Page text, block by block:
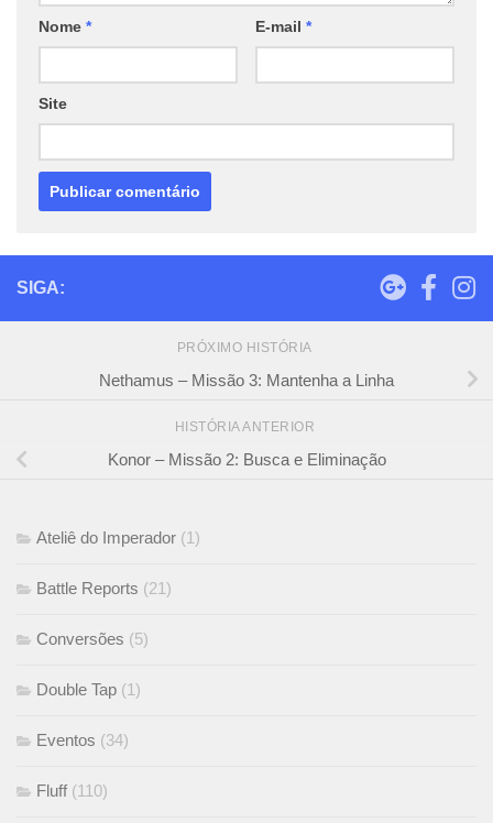
Nome * E-mail *
Site
SIGA:
PRÓXIMO HISTÓRIA
Nethamus – Missão 3: Mantenha a Linha
HISTÓRIA ANTERIOR
Konor – Missão 2: Busca e Eliminação
Ateliê do Imperador (1)
Battle Reports (21)
Conversões (5)
Double Tap (1)
Eventos (34)
Fluff (110)